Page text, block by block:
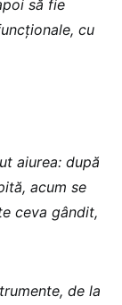
să fie
cu
aiurea: după
acum se
ceva gândit,
de la